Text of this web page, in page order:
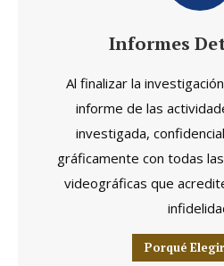
Informes
Al finalizar la
informe de las
investigada,
gráficamente con todas
videográficas que
Porqué